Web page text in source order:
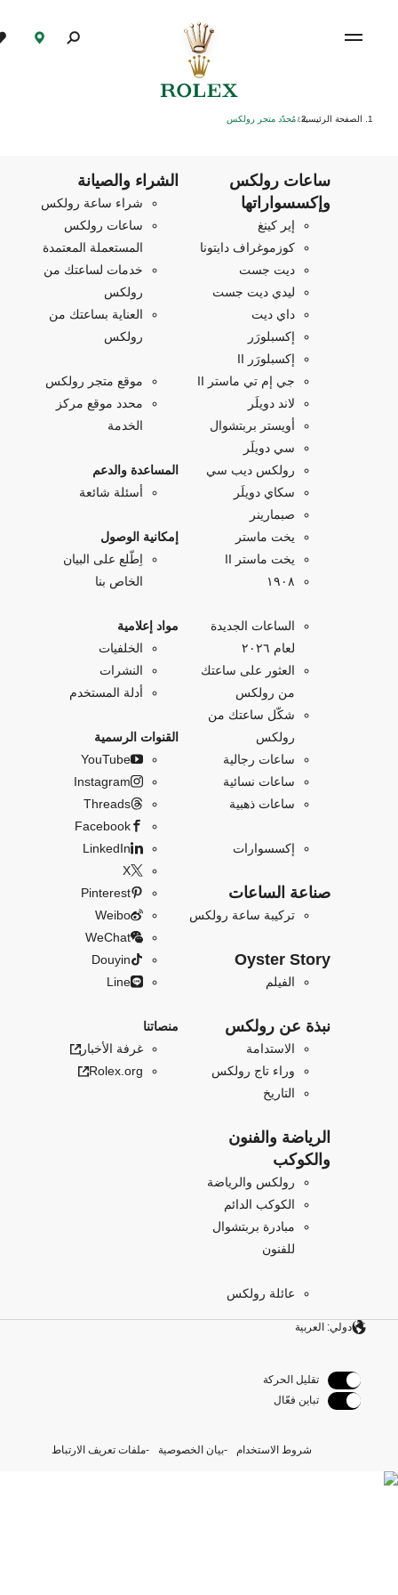
الصفحة الرئيسية/ مُحدّد متجر رولكس
ساعات رولكس
وإكسسواراتها
إير كينغ
كوزموغراف دايتونا
ديت جست
ليدي ديت جست
داي ديت
إكسبلورَر
إكسبلورَر II
جي إم تي ماستر II
لاند دويلَر
أويستر بربتشوال
سي دويلَر
رولكس ديب سي
سكاي دويلَر
صبمارينر
يخت ماستر
يخت ماستر II
۱۹۰۸
الساعات الجديدة
لعام ٢٠٢٦
العثور على ساعتك
من رولكس
شكّل ساعتك من
رولكس
ساعات رجالية
ساعات نسائية
ساعات ذهبية
إكسسوارات
صناعة الساعات
تركيبة ساعة رولكس
Oyster Story
الفيلم
نبذة عن رولكس
الاستدامة
وراء تاج رولكس
التاريخ
الرياضة والفنون
والكوكب
رولكس والرياضة
الكوكب الدائم
مبادرة بربتشوال
للفنون
عائلة رولكس
الشراء والصيانة
شراء ساعة رولكس
ساعات رولكس
المستعملة المعتمدة
خدمات لساعتك من
رولكس
العناية بساعتك من
رولكس
موقع متجر رولكس
محدد موقع مركز
الخدمة
المساعدة والدعم
أسئلة شائعة
إمكانية الوصول
اِطّلع على البيان
الخاص بنا
مواد إعلامية
الخلفيات
النشرات
أدلة المستخدم
القنوات الرسمية
YouTube
Instagram
Threads
Facebook
LinkedIn
X
Pinterest
Weibo
WeChat
Douyin
Line
منصاتنا
غرفة الأخبار
Rolex.org
دولي: العربية
تقليل الحركة
تباين فعّال
شروط الاستخدام بيان الخصوصية ملفات تعريف الارتباط